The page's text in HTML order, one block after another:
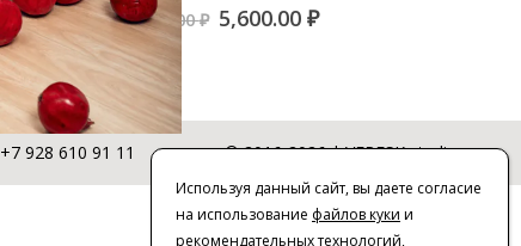
11,200.00₽ 5,600.00 ₽
+7 928 610 91 11 © 2016-2026 | VERESK studio
Используя данный сайт, вы даете согласие
на использование файлов куки и
рекомендательных технологий,